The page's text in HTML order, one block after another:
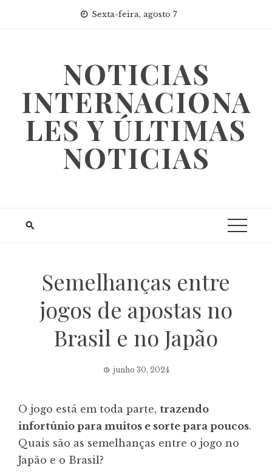
Sexta-feira, agosto 7
NOTICIAS
INTERNACIONA
LES Y ÚLTIMAS
NOTICIAS
Semelhanças entre
jogos de apostas no
Brasil e no Japão
junho 30, 2024
O jogo está em toda parte, trazendo
infortúnio para muitos e sorte para poucos.
Quais são as semelhanças entre o jogo no
Japão e o Brasil?